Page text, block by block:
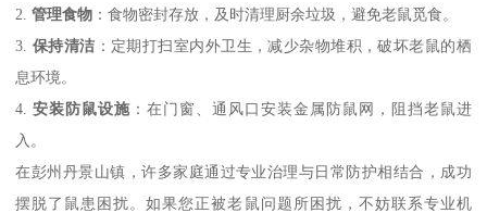
2.管理食物 ：食物密封存放，及时清理厨余垃圾，避免老鼠觅食。
3. 保持清洁 ：定期打扫室内外卫生，减少杂物堆积，破坏老鼠的栖
息环境。
4.安装防鼠设施 ：在门窗、通风口安装金属防鼠网，阻挡老鼠进
入。
在彭州丹景山镇，许多家庭通过专业治理与日常防护相结合，成功
摆脱了鼠患困扰。如果您正被老鼠问题所困扰，不妨联系专业机